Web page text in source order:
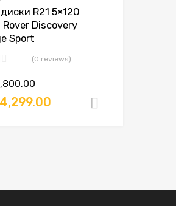
R21 5×120
Rover Discovery
Sport
(0 reviews)